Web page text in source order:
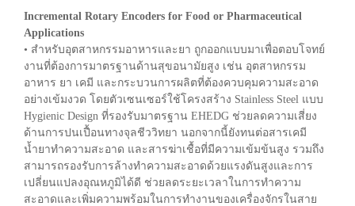
Incremental Rotary Encoders for Food or Pharmaceutical
Applications
• สำหรับอุตสาหกรรมอาหารและยา ถูกออกแบบมาเพื่อตอบโจทย์
งานที่ต้องการมาตรฐานด้านสุขอนามัยสูง เช่น อุตสาหกรรม
อาหาร ยา เคมี และกระบวนการผลิตที่ต้องควบคุมความสะอาด
อย่างเข้มงวด โดยตัวเซนเซอร์ใช้โครงสร้าง Stainless Steel แบบ
Hygienic Design ที่รองรับมาตรฐาน EHEDG ช่วยลดความเสี่ยง
ด้านการปนเปื้อนทางจุลชีววิทยา นอกจากนี้ยังทนต่อสารเคมี
น้ำยาทำความสะอาด และสารฆ่าเชื้อที่มีความเข้มข้นสูง รวมถึง
สามารถรองรับการล้างทำความสะอาดด้วยแรงดันสูงและการ
เปลี่ยนแปลงอุณหภูมิได้ดี ช่วยลดระยะเวลาในการทำความ
สะอาดและเพิ่มความพร้อมในการทำงานของเครื่องจักรในสาย